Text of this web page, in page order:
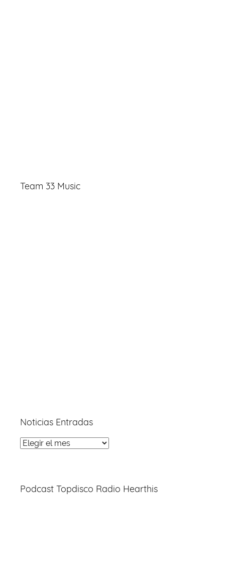
Team 33 Music
Noticias Entradas
Noticias
Podcast Topdisco Radio Hearthis